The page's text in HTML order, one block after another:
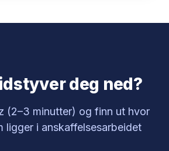
deg ned?
(2–3 minutter) og finn ut hvor
ligger i anskaffelsesarbeidet